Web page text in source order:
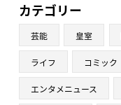
カテゴリー
芸能 皇室
ライフ コミック
エンタメニュース